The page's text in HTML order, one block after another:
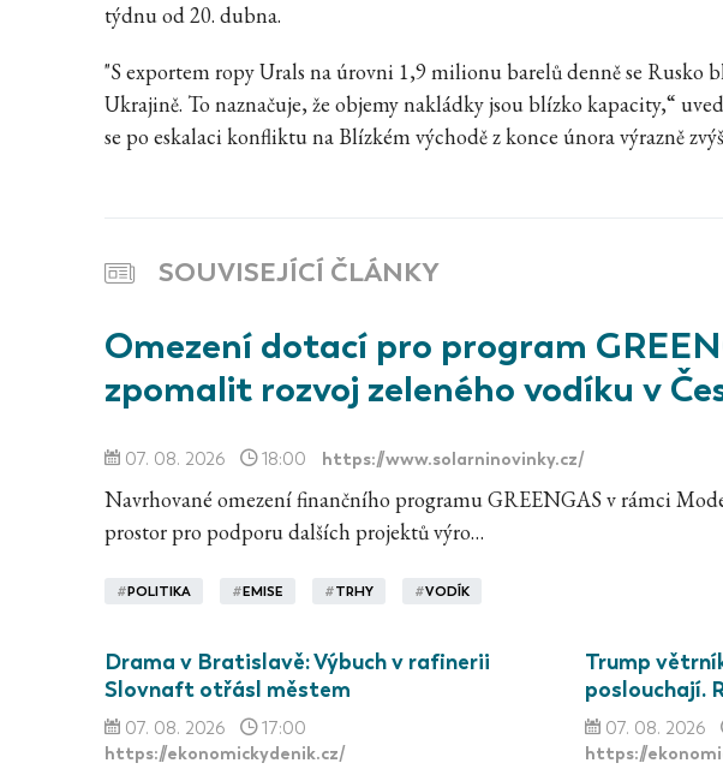
týdnu od 20. dubna.
"S exportem ropy Urals na úrovni 1,9 milionu barelů denně se Rusko
Ukrajině. To naznačuje, že objemy nakládky jsou blízko kapacity,“
se po eskalaci konfliktu na Blízkém východě z konce února výrazně
SOUVISEJÍCÍ ČLÁNKY
Omezení dotací pro program
zpomalit rozvoj zeleného vodíku v
07. 08. 2026 18:00 https://www.solarninovinky.cz/
Navrhované omezení finančního programu GREENGAS v rámci
prostor pro podporu dalších projektů výro…
#POLITIKA #EMISE #TRHY #VODÍK
Drama v Bratislavě: Výbuch v rafinerii
Slovnaft otřásl městem
07. 08. 2026 17:00
https://ekonomickydenik.cz/
Trump
poslouchají.
07. 08. 2026
https://